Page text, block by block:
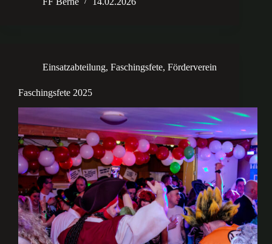
Einsatzabteilung, Faschingsfete, Förderverein
Faschingsfete 2025